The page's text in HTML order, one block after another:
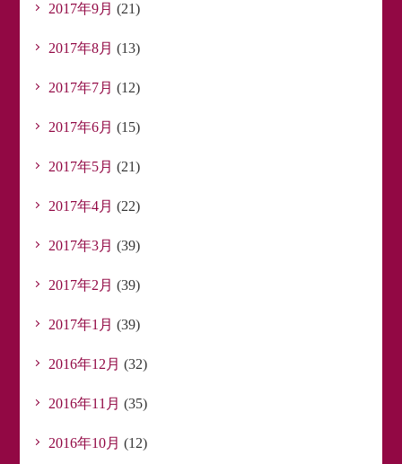
2017年9月 (21)
2017年8月 (13)
2017年7月 (12)
2017年6月 (15)
2017年5月 (21)
2017年4月 (22)
2017年3月 (39)
2017年2月 (39)
2017年1月 (39)
2016年12月 (32)
2016年11月 (35)
2016年10月 (12)